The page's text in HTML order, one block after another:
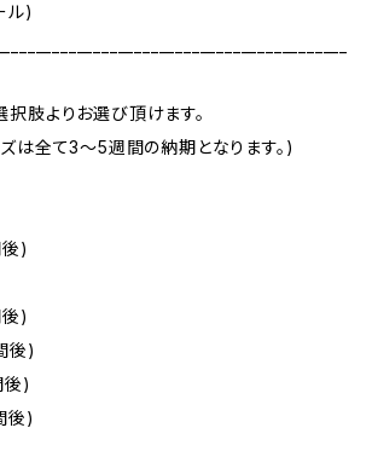
ル)
肢よりお選び頂けます。
は全て3～5週間の納期となります。)
)
)
後)
後)
後)